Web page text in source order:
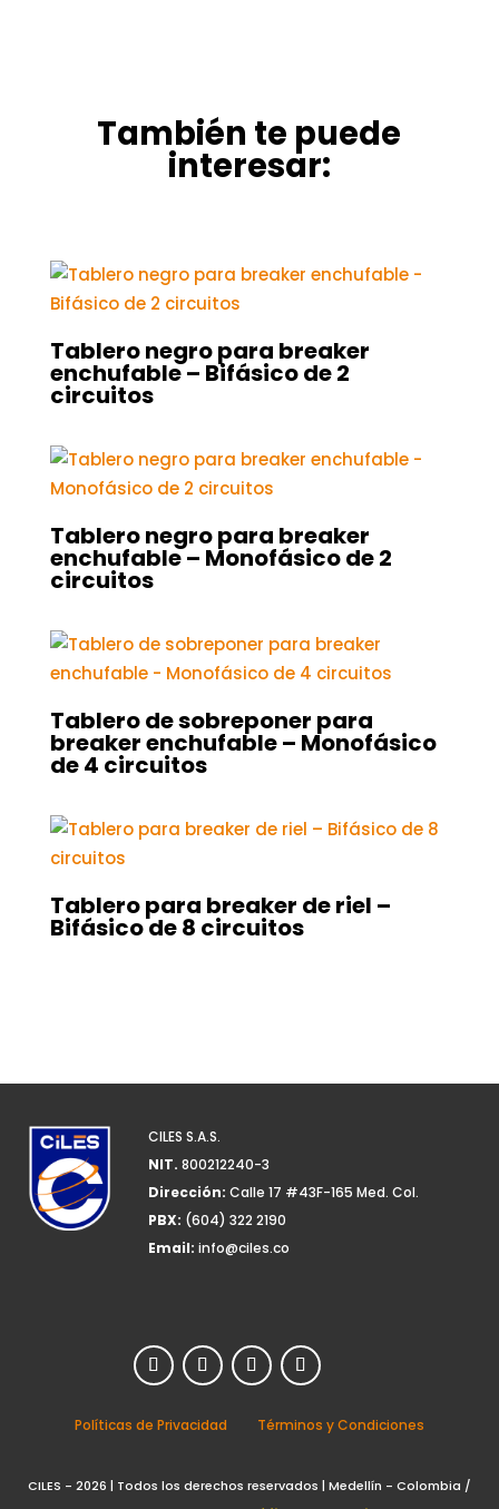
También te puede
interesar:
Tablero negro para breaker
enchufable – Bifásico de 2
circuitos
Tablero negro para breaker
enchufable – Monofásico de 2
circuitos
Tablero de sobreponer para
breaker enchufable – Monofásico
de 4 circuitos
Tablero para breaker de riel –
Bifásico de 8 circuitos
CILES S.A.S.
NIT. 800212240-3
Dirección: Calle 17 #43F-165 Med. Col.
PBX: (604) 322 2190
Email: info@ciles.co
Políticas de Privacidad Términos y Condiciones
CILES - 2026 | Todos los derechos reservados | Medellín - Colombia /